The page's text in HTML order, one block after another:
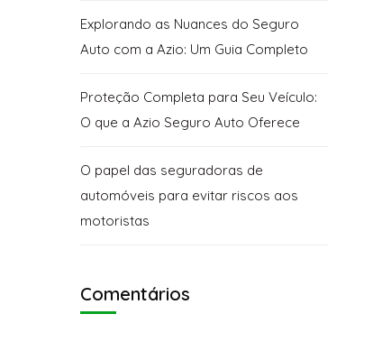
Explorando as Nuances do Seguro
Auto com a Azio: Um Guia Completo
Proteção Completa para Seu Veículo:
O que a Azio Seguro Auto Oferece
O papel das seguradoras de
automóveis para evitar riscos aos
motoristas
Comentários